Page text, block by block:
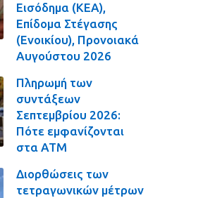
Εισόδημα (ΚΕΑ),
Επίδομα Στέγασης
(Ενοικίου), Προνοιακά
Αυγούστου 2026
Πληρωμή των
συντάξεων
Σεπτεμβρίου 2026:
Πότε εμφανίζονται
στα ΑΤΜ
Διορθώσεις των
τετραγωνικών μέτρων